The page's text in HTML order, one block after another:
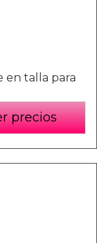
en talla para
precios